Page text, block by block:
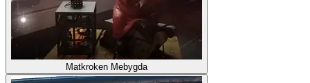
Matkroken Mebygda